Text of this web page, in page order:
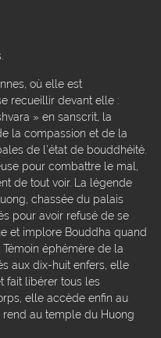
où elle est
recueillir devant elle :
» en sanscrit, la
la compassion et de la
de l’état de bouddhéité.
pour combattre le mal,
de tout voir. La légende
chassée du palais
pour avoir refusé de se
et implore Bouddha quand
éphémère de la
aux dix-huit enfers, elle
fait libérer tous les
elle accède enfin au
rend au temple du Huong